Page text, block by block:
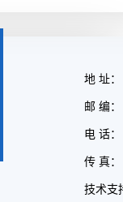
地 址
邮 编
电 话
传 真
技术支